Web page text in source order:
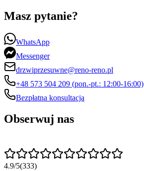
Masz pytanie?
WhatsApp
Messenger
drzwiprzesuwne@reno-reno.pl
+48 573 504 209 (pon.-pt.: 12:00-16:00)
Bezpłatna konsultacja
Obserwuj nas
4.9/5(333)